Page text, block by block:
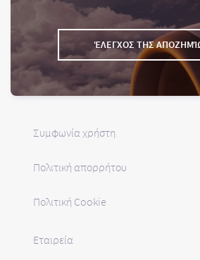
ΈΛΕΓΧΟΣ ΤΗΣ
Συμφωνία χρήστη
Πολιτική απορρήτου
Πολιτική Cookie
Εταιρεία